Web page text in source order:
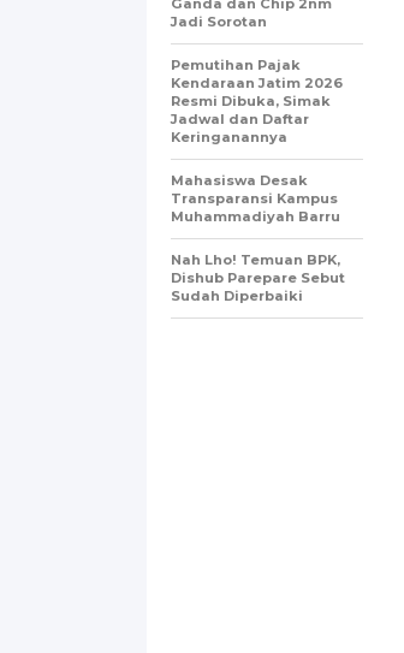
Jadi Sorotan
Pemutihan Pajak
Kendaraan Jatim 2026
Resmi Dibuka, Simak
Jadwal dan Daftar
Keringanannya
Mahasiswa Desak
Transparansi Kampus
Muhammadiyah Barru
Nah Lho! Temuan BPK,
Dishub Parepare Sebut
Sudah Diperbaiki